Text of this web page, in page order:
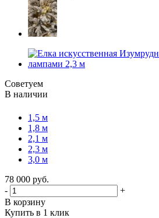
Советуем
В наличии
1,5 м
1,8 м
2,1 м
2,3 м
3,0 м
78 000 руб.
-
+
В корзину
Купить в 1 клик